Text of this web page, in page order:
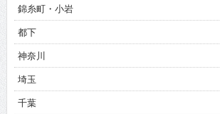
錦糸町・小岩
都下
神奈川
埼玉
千葉